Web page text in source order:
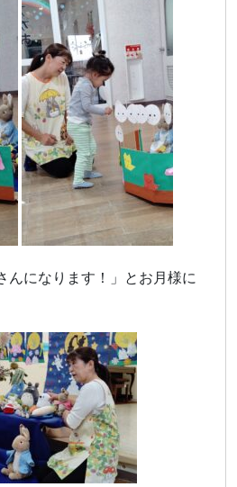
んになります！」とお月様に